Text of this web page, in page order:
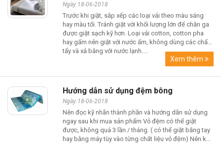
Ngày:18-06-2018
Trước khi giặt, sắp xếp các loại vải theo màu sáng
hay màu tối. Tránh giặt với khối lượng lớn để chăn ga
được giặt sạch kỹ hơn. Loại vải cotton, cotton pha
hay gấm nên giặt với nước ấm, không dùng các chất
tẩy và xả bằng với nước lạnh....
Xem thêm
Hướng dẫn sử dụng đệm bông
Ngày:18-06-2018
Nên đọc kỹ nhãn thành phần và hướng dẫn sử dụng
ngay sau khi mua sản phẩm Vỏ đệm có thể giặt
được, không quá 3 lần / tháng. ( có thể giặt bằng tay
hay bằng máy tùy vào từng chất liệu vỏ đệm) Nên kéo